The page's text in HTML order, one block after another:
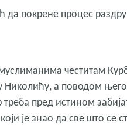
да покрене процес
честитам
а поводом
пред истином
је знао да све што се